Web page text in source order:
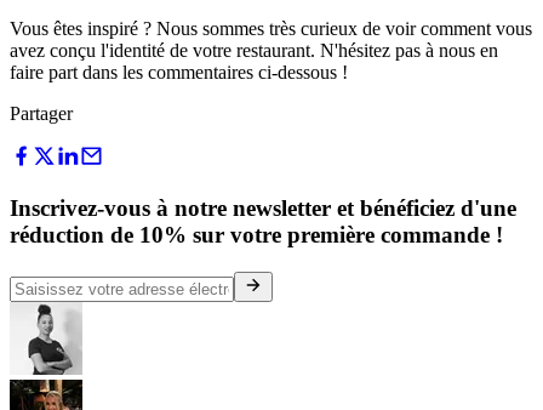
Vous êtes inspiré ? Nous sommes très curieux de voir comment vous
avez conçu l'identité de votre restaurant. N'hésitez pas à nous en
faire part dans les commentaires ci-dessous !
Partager
Inscrivez-vous à notre newsletter et bénéficiez d'une
réduction de 10% sur votre première commande !